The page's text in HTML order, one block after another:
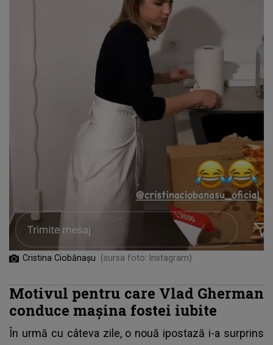
Cristina Ciobănașu (sursa foto: Instagram)
Motivul pentru care Vlad Gherman
conduce mașina fostei iubite
În urmă cu câteva zile, o nouă ipostază i-a surprins